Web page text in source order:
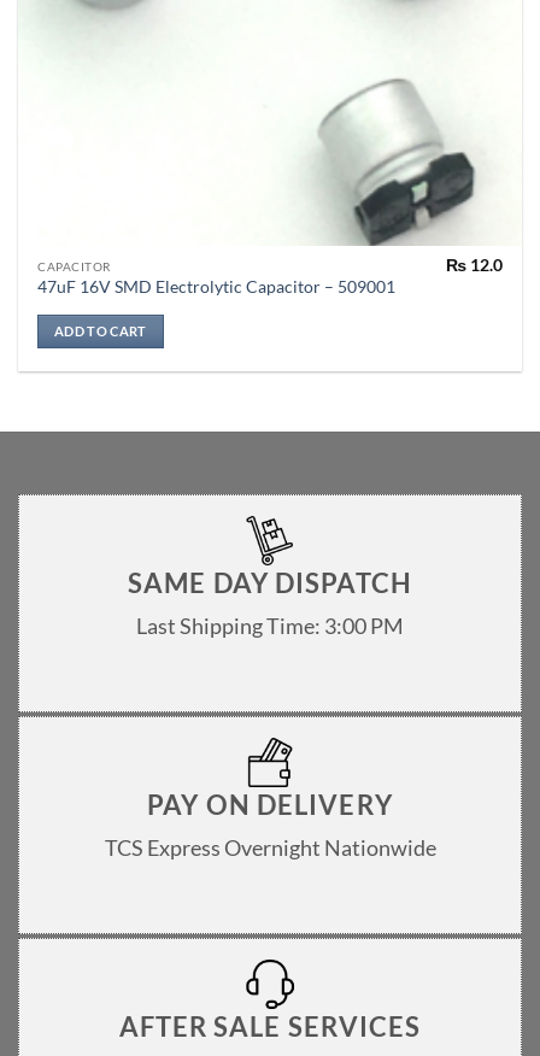
CAPACITOR
47uF 16V SMD Electrolytic Capacitor – 509001
₨12.0
ADD TO CART
SAME DAY DISPATCH
Last Shipping Time: 3:00 PM
PAY ON DELIVERY
TCS Express Overnight Nationwide
AFTER SALE SERVICES